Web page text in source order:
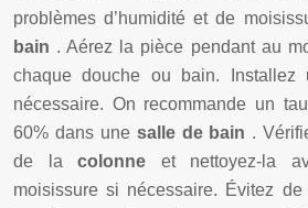
problèmes d’humidité et de
bain . Aérez la pièce pendant au
chaque douche ou bain. Installez
nécessaire. On recommande un
60% dans une salle de bain .
de la colonne et nettoyez-la
moisissure si nécessaire. Évitez